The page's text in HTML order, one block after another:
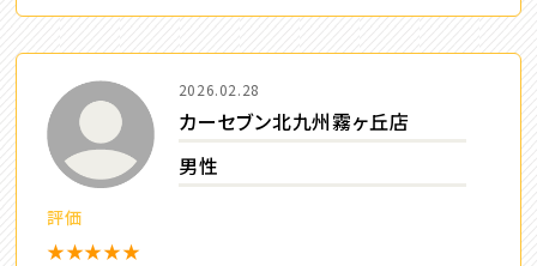
2026.02.28
カーセブン北九州霧ヶ丘店
男性
評価
★★★★★